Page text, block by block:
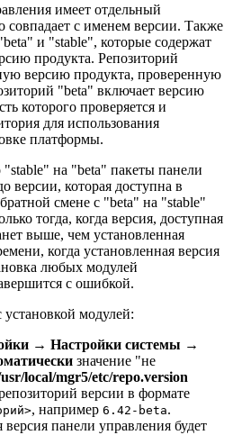
имеет отдельный
совпадает с именем версии. Также
и "stable", которые содержат
продукта. Репозиторий
версию продукта, проверенную
"beta" включает версию
которого проверяется и
для использования
платформы.
на "beta" пакеты панели
версии, которая доступна в
смене с "beta" на "stable"
тогда, когда версия, доступная
выше, чем установленная
когда установленная версия
любых модулей
с ошибкой.
модулей:
→ Настройки системы →
значение "не
local/mgr5/etc/repo.version
версии в формате
, например 6.42-beta.
версия панели управления будет